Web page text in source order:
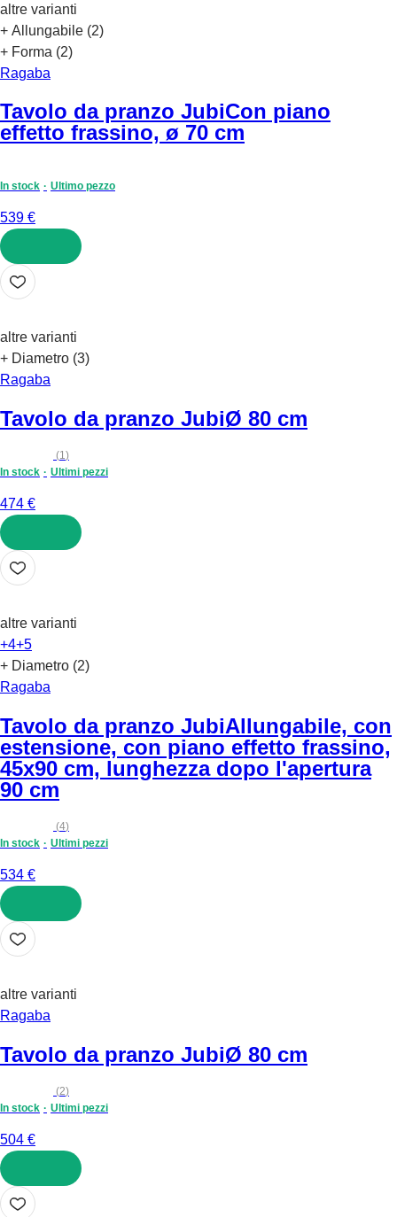
altre varianti
+ Allungabile (2)
+ Forma (2)
Ragaba
Tavolo da pranzo JubiCon piano
effetto frassino, ø 70 cm
In stock Ultimo pezzo
539 €
AGGIUNGI
altre varianti
+ Diametro (3)
Ragaba
Tavolo da pranzo JubiØ 80 cm
(1)
In stock
Ultimi pezzi
474 €
AGGIUNGI
altre varianti
+4+5
+ Diametro (2)
Ragaba
Tavolo da pranzo JubiAllungabile, con
estensione, con piano effetto frassino,
45x90 cm, lunghezza dopo l'apertura
90 cm
(4)
In stock
Ultimi pezzi
534 €
AGGIUNGI
altre varianti
Ragaba
Tavolo da pranzo JubiØ 80 cm
(2)
In stock
Ultimi pezzi
504 €
AGGIUNGI